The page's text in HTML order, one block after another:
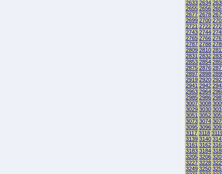
2633 2634
2655 2656
2677 2678
2699 2700
2721 2722
2743 2744
2765 2766
2787 2788
2809 2810
2831 2832
2853 2854
2875 2876
2897 2898
2919 2920
2941 2942
2963 2964
2985 2986
3007 3008
3029 3030
3051 3052
3073 3074
3095 3096
3117 3118
3139 3140
3161 3162
3183 3184
3205 3206
3227 3228
3249 3250